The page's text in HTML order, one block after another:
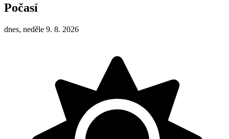
Počasí
dnes, neděle 9. 8. 2026